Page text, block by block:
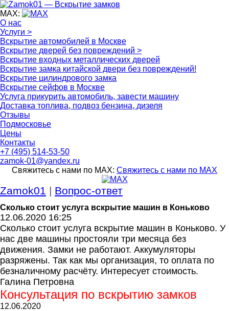
MAX:
О нас
Услуги >
Вскрытие автомобилей в Москве
Вскрытие дверей без повреждений >
Вскрытие входных металлических дверей
Вскрытие замка китайской двери без повреждений!
Вскрытие цилиндрового замка
Вскрытие сейфов в Москве
Услуга прикурить автомобиль, завести машину
Доставка топлива, подвоз бензина, дизеля
Отзывы
Подмосковье
Цены
Контакты
+7 (495) 514-53-50
zamok-01@yandex.ru
Свяжитесь с нами по MAX: Свяжитесь с нами по MAX
Zamok01 | Вопрос-ответ
Сколько стоит услуга вскрытие машин в Коньково
12.06.2020 16:25
Сколько стоит услуга вскрытие машин в Коньково. У
нас две машины простояли три месяца без
движения. Замки не работают. Аккумуляторы
разряжены. Так как мы организация, то оплата по
безналичному расчёту. Интересует стоимость.
Галина Петровна
Консультация по вскрытию замков
12.06.2020